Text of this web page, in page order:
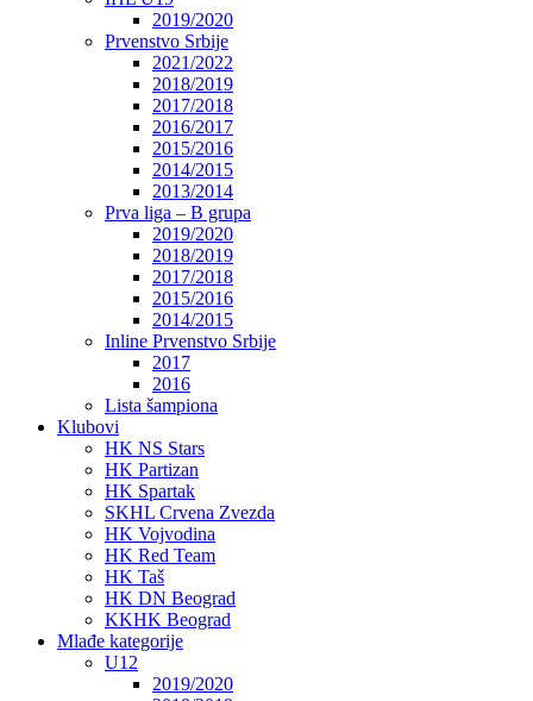
2019/2020
Prvenstvo Srbije
2021/2022
2018/2019
2017/2018
2016/2017
2015/2016
2014/2015
2013/2014
Prva liga – B grupa
2019/2020
2018/2019
2017/2018
2015/2016
2014/2015
Inline Prvenstvo Srbije
2017
2016
Lista šampiona
Klubovi
HK NS Stars
HK Partizan
HK Spartak
SKHL Crvena Zvezda
HK Vojvodina
HK Red Team
HK Taš
HK DN Beograd
KKHK Beograd
Mlađe kategorije
U12
2019/2020